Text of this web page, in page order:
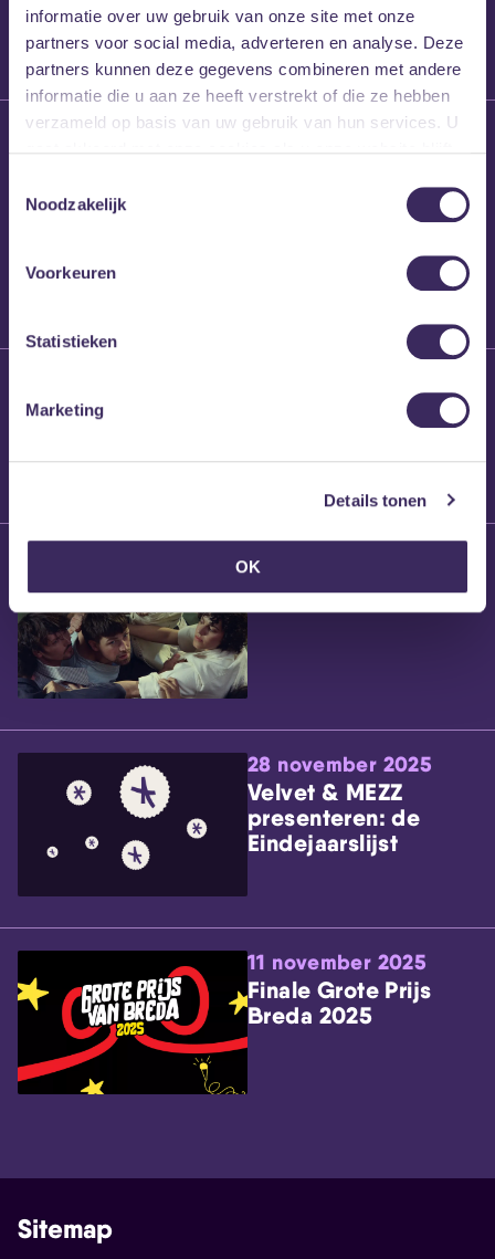
informatie over uw gebruik van onze site met onze
partners voor social media, adverteren en analyse. Deze
partners kunnen deze gegevens combineren met andere
informatie die u aan ze heeft verstrekt of die ze hebben
verzameld op basis van uw gebruik van hun services. U
Noodzakelijk
Voorkeuren
Statistieken
Marketing
Details tonen
OK
26 maart 2026
Brennt Vanneste
24 maart 2026
Willem’s Blog: Ão
28 november 2025
Velvet & MEZZ
presenteren: de
Eindejaarslijst
11 november 2025
Finale Grote Prijs
Breda 2025
Sitemap